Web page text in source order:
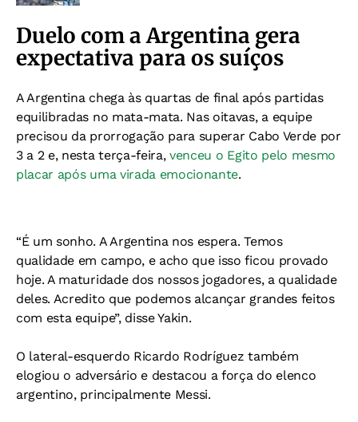
Duelo com a Argentina gera
expectativa para os suíços
A Argentina chega às quartas de final após partidas
equilibradas no mata-mata. Nas oitavas, a equipe
precisou da prorrogação para superar Cabo Verde por
3 a 2 e, nesta terça-feira,venceu o Egito pelo mesmo
placar após uma virada emocionante.
“É um sonho. A Argentina nos espera. Temos
qualidade em campo, e acho que isso ficou provado
hoje. A maturidade dos nossos jogadores, a qualidade
deles. Acredito que podemos alcançar grandes feitos
com esta equipe”, disse Yakin.
O lateral-esquerdo Ricardo Rodríguez também
elogiou o adversário e destacou a força do elenco
argentino, principalmente Messi.